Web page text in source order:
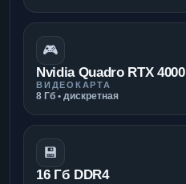
🎮
Nvidia Quadro RTX 4000
ВИДЕОКАРТА
8 Гб • дискретная
💾
16 Гб DDR4